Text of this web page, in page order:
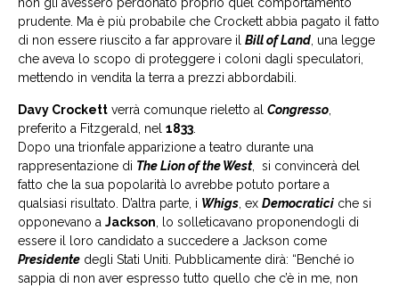
prudente. Ma è più probabile che Crockett abbia pagato il fatto
di non essere riuscito a far approvare il Bill of Land , una legge
che aveva lo scopo di proteggere i coloni dagli speculatori,
mettendo in vendita la terra a prezzi abbordabili.
Davy Crockett verrà comunque rieletto al Congresso
preferito a Fitzgerald, nel 1833
Dopo una trionfale apparizione a teatro durante una
rappresentazione di The Lion of the West, si convincerà del
fatto che la sua popolarità lo avrebbe potuto portare a
qualsiasi risultato. D’altra parte, i Whigs , ex Democratici che si
opponevano a Jackson , lo solleticavano proponendogli di
essere il loro candidato a succedere a Jackson come
Presidente degli Stati Uniti. Pubblicamente dirà: “Benché io
sappia di non aver espresso tutto quello che c’è in me, non